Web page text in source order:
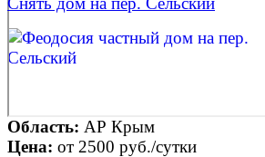
Область: АР Крым
Цена: от 2500 руб./сутки